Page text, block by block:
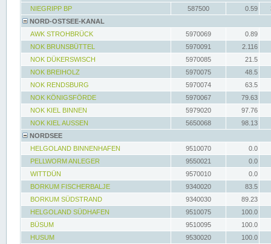
NIEGRIPP BP
587500 0.59
NORD-OSTSEE-KANAL
AWK STROHBRÜCK
5970069
0.89
NOK BRUNSBÜTTEL
5970091
2.116
NOK DÜKERSWISCH
5970085
21.5
NOK BREIHOLZ
5970075
48.5
NOK RENDSBURG
5970074
63.5
NOK KÖNIGSFÖRDE
5970067
79.63
NOK KIEL BINNEN
5979020
97.76
NOK KIEL AUSSEN
5650068
98.13
NORDSEE
HELGOLAND BINNENHAFEN
9510070
0.0
PELLWORM ANLEGER
9550021
0.0
WITTDÜN
9570010
0.0
BORKUM FISCHERBALJE
9340020
83.5
BORKUM SÜDSTRAND
9340030
89.23
HELGOLAND SÜDHAFEN
9510075
100.0
BÜSUM
9510095
100.0
HUSUM
9530020 100.0